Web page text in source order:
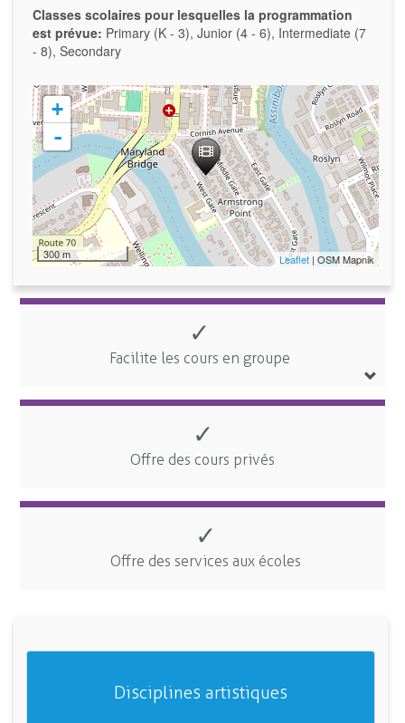
Classes scolaires pour lesquelles la programmation
est prévue: Primary (K - 3), Junior (4 - 6), Intermediate (7
- 8), Secondary
+
-
300 m Leaflet | OSM Mapnik
✓
Facilite les cours en groupe
✓
Offre des cours privés
✓
Offre des services aux écoles
Disciplines artistiques